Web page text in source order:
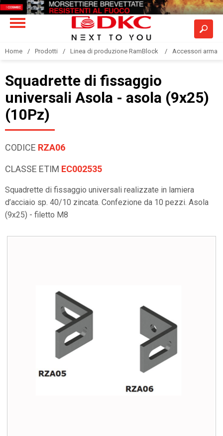
Home Prodotti Linea di produzione RamBlock Accessori armadi
Squadrette di fissaggio
universali Asola - asola (9x25)
(10Pz)
CODICE RZA06
CLASSE ETIM EC002535
Squadrette di fissaggio universali realizzate in lamiera
d’acciaio sp. 40/10 zincata. Confezione da 10 pezzi. Asola
(9x25) - filetto M8